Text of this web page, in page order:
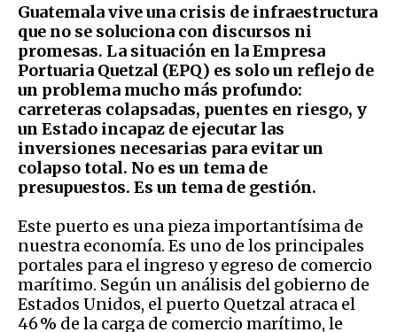
Guatemala vive una crisis de infraestructura
que no se soluciona con discursos ni
promesas. La situación en la Empresa
Portuaria Quetzal (EPQ) es solo un reflejo de
un problema mucho más profundo:
carreteras colapsadas, puentes en riesgo, y
un Estado incapaz de ejecutar las
inversiones necesarias para evitar un
colapso total. No es un tema de
presupuestos. Es un tema de gestión.
Este puerto es una pieza importantísima de
nuestra economía. Es uno de los principales
portales para el ingreso y egreso de comercio
marítimo. Según un análisis del gobierno de
Estados Unidos, el puerto Quetzal atraca el
46 % de la carga de comercio marítimo, le